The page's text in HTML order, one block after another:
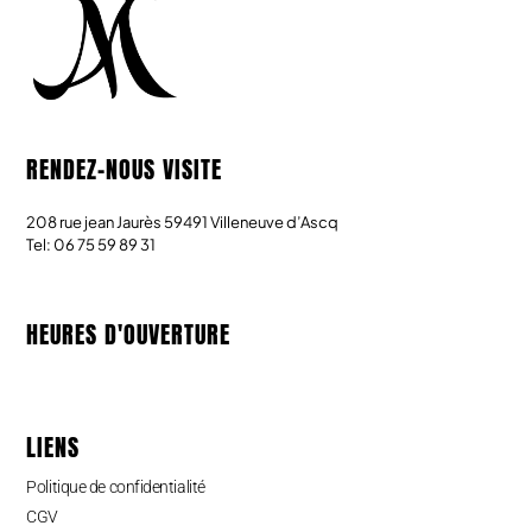
RENDEZ-NOUS VISITE
208 rue jean Jaurès 59491 Villeneuve d’Ascq
Tel: 06 75 59 89 31
HEURES D'OUVERTURE
LIENS
Politique de confidentialité
CGV